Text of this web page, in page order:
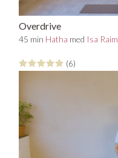
Overdrive
45 min Hatha med Isa Raim
(6)